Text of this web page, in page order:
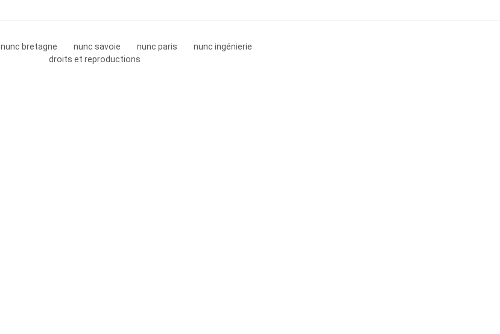
nunc bretagne nunc savoie nunc paris
nunc ingénierie
droits et reproductions